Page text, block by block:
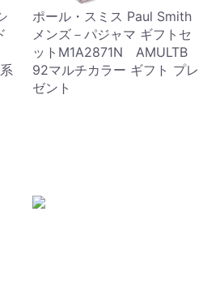
ポール・スミス Paul Smith
メンズ－パジャマ ギフトセ
ットM1A2871N AMULTB
92マルチカラー ギフト プレ
ゼント